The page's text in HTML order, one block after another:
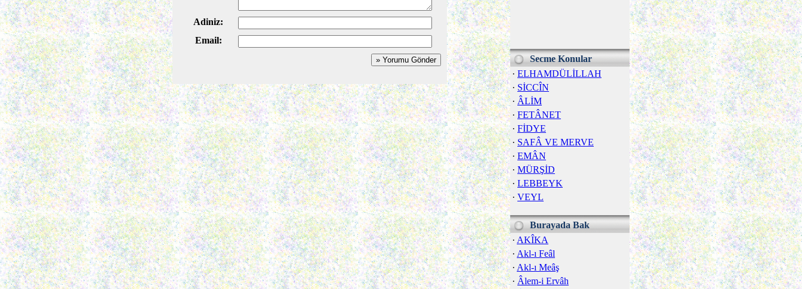
Secme Konular
· ELHAMDÜLİLLAH
· SİCCÎN
· ÂLİM
· FETÂNET
· FİDYE
· SAFÂ VE MERVE
· EMÂN
· MÜRŞİD
· LEBBEYK
· VEYL
Burayada Bak
· AKÎKA
· Akl-ı Feâl
· Akl-ı Meâş
· Âlem-i Ervâh
Adiniz:
Email: